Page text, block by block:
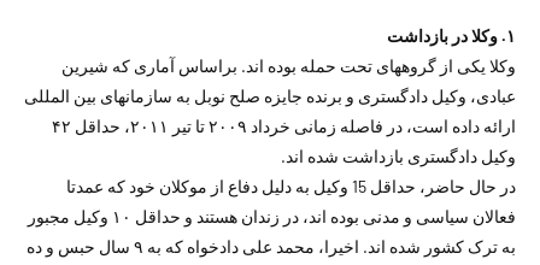
۱. وکلا در بازداشت
وکلا یکی از گروههای تحت حمله بوده اند. براساس آماری که شیرین
عبادی، وکیل دادگستری و برنده جایزه صلح نوبل به سازمانهای بین المللی
ارائه داده است، در فاصله زمانی خرداد ۲۰۰۹ تا تیر ۲۰۱۱، حداقل ۴۲
وکیل دادگستری بازداشت شده اند.
در حال حاضر، حداقل 15 وکیل به دلیل دفاع از موکلان خود که عمدتا
فعالان سیاسی و مدنی بوده اند، در زندان هستند و حداقل ۱۰ وکیل مجبور
به ترک کشور شده اند. اخیرا، محمد علی دادخواه که به ۹ سال حبس و ده